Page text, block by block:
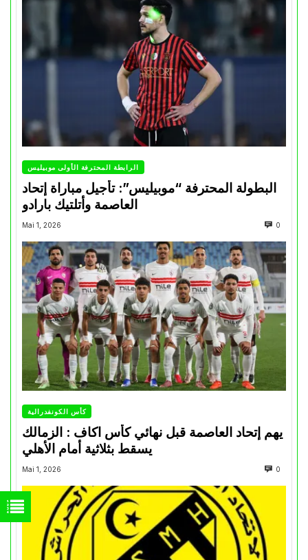
الرابطة المحترفة الأولى موبيليس
البطولة المحترفة “موبيليس”: تأجيل مباراة إتحاد
العاصمة وأتلتيك بارادو
Mai 1, 2026 0
كأس الكونفدرالية
يهم إتحاد العاصمة قبل نهائي كأس اكاف : الزمالك
Mai 1, 2026 0